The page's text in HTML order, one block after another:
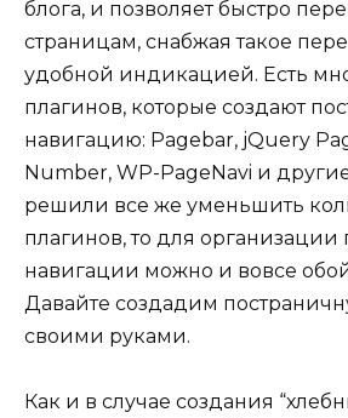
блога, и позволяет быстро
страницам, снабжая такое
удобной индикацией. Есть
плагинов, которые создают
навигацию: Pagebar, jQuery
Number, WP-PageNavi и
решили все же уменьшить
плагинов, то для организации
навигации можно и вовсе
Давайте создадим
своими руками.
Как и в случае создания